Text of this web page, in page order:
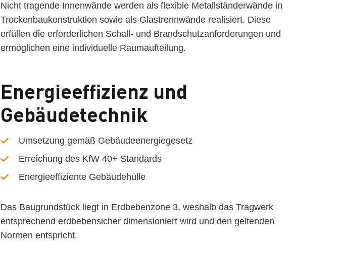
Nicht tragende Innenwände werden als flexible Metallständerwände in
Trockenbaukonstruktion sowie als Glastrennwände realisiert. Diese
erfüllen die erforderlichen Schall- und Brandschutzanforderungen und
ermöglichen eine individuelle Raumaufteilung.
Energieeffizienz und
Gebäudetechnik
Umsetzung gemäß Gebäudeenergiegesetz
Erreichung des KfW 40+ Standards
Energieeffiziente Gebäudehülle
Das Baugrundstück liegt in Erdbebenzone 3, weshalb das Tragwerk
entsprechend erdbebensicher dimensioniert wird und den geltenden
Normen entspricht.